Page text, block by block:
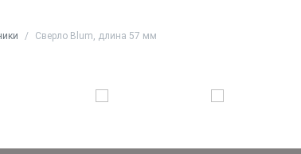
Сверло Blum, длина 57 мм